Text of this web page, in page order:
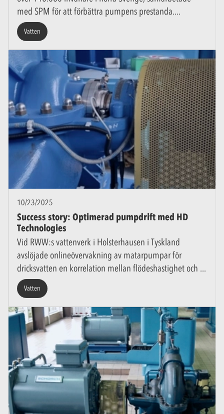
med SPM för att förbättra pumpens prestanda.
Vatten
10/23/2025
Success story: Optimerad pumpdrift med HD
Technologies
Vid RWW:s vattenverk i Holsterhausen i Tyskland
avslöjade onlineövervakning av matarpumpar för
dricksvatten en korrelation mellan flödeshastighet och
Vatten